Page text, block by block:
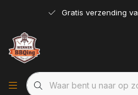
Gratis verzending